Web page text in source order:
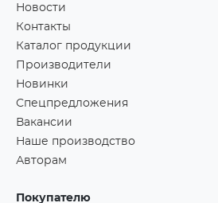
Новости
Контакты
Каталог продукции
Производители
Новинки
Спецпредложения
Вакансии
Наше производство
Авторам
Покупателю